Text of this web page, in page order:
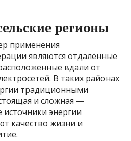
регионы
применения
являются отдалённые
вдали от
В таких районах
традиционными
и сложная —
энергии
качество жизни и